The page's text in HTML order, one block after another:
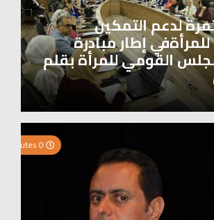
لدعم التمكين
إطار مبادرة
القومي للمرأة بقلم